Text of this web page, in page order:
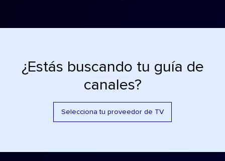
¿Estás buscando tu guía de
canales?
Selecciona tu proveedor de TV